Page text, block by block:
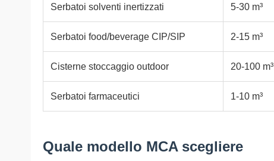
Serbatoi solventi inertizzati 5-30 m³
Serbatoi food/beverage CIP/SIP 2-15 m³
Cisterne stoccaggio outdoor 20-100 m³
Serbatoi farmaceutici 1-10 m³
Quale modello MCA scegliere